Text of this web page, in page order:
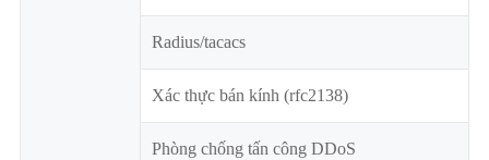
Radius/tacacs
Xác thực bán kính (rfc2138)
Phòng chống tấn công DDoS